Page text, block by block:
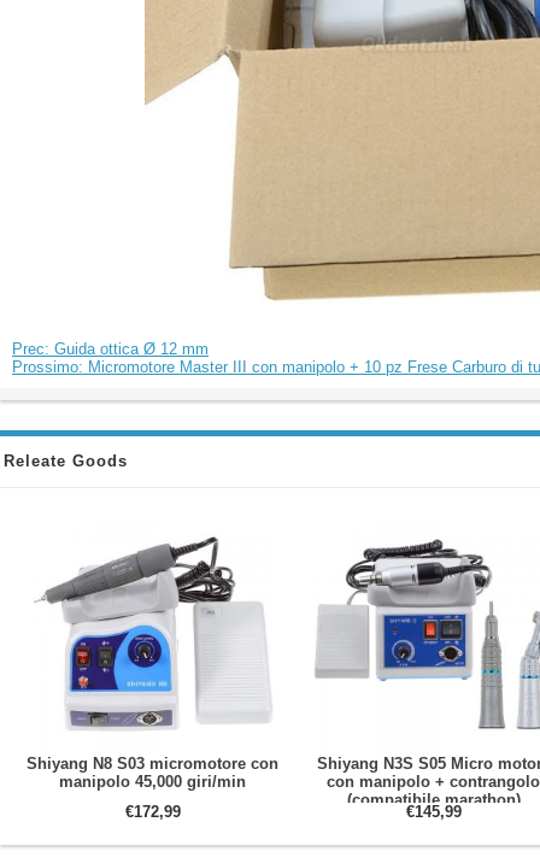
Prec: Guida ottica Ø 12 mm
Prossimo: Micromotore Master III con manipolo + 10 pz Frese Carburo di
Releate Goods
Shiyang N8 S03 micromotore con
manipolo 45,000 giri/min
€172,99
Shiyang N3S S05 Micro
con manipolo + contrangolo
(compatibile marathon)
€145,99